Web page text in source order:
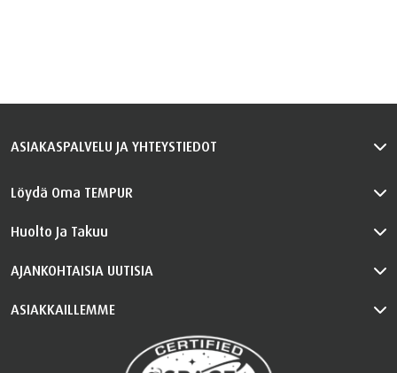
ASIAKASPALVELU JA YHTEYSTIEDOT
Löydä Oma TEMPUR
Huolto Ja Takuu
AJANKOHTAISIA UUTISIA
ASIAKKAILLEMME